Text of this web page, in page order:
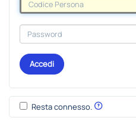
Accedi
Resta connesso.